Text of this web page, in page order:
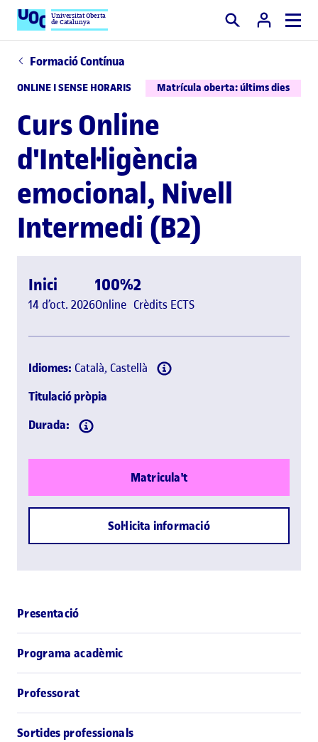
Universitat Oberta
de Catalunya Cercar
Formació Contínua
ONLINE I SENSE HORARIS Matrícula oberta: últims dies
Curs Online
d'Intel·ligència
emocional, Nivell
Intermedi (B2)
Inici
14 d’oct. 2026
100%
Online
2
Crèdits ECTS
Idiomes: Català, Castellà
Titulació pròpia
Durada:
Matricula't
Sol·licita informació
Presentació
Programa acadèmic
Professorat
Sortides professionals